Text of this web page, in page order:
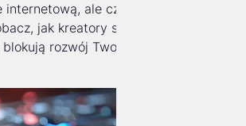
internetową, ale czy masz do niej
jak kreatory stron i zamknięte
rozwój Twojej firmy i jak